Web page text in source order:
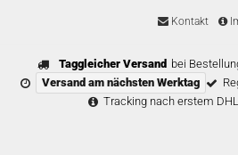
Kontakt
Taggleicher Versand bei
Versand am nächsten Werktag
Tracking nach erstem